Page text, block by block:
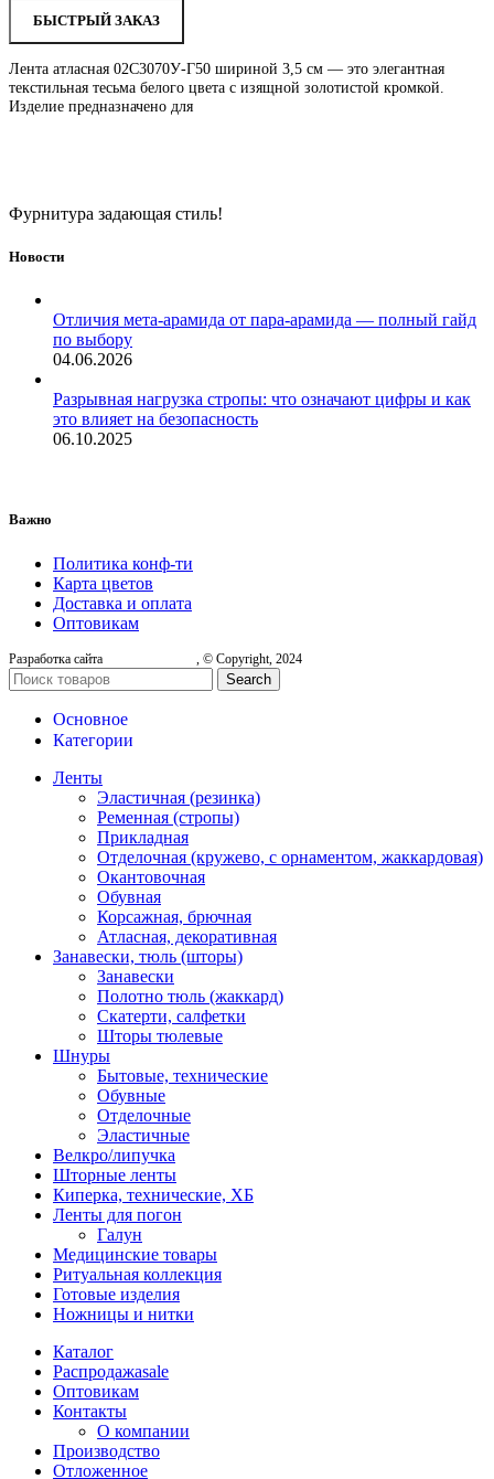
БЫСТРЫЙ ЗАКАЗ
Лента атласная 02С3070У-Г50 шириной 3,5 см — это элегантная
текстильная тесьма белого цвета с изящной золотистой кромкой.
Изделие предназначено для
Фурнитура задающая стиль!
Новости
Отличия мета-арамида от пара-арамида — полный гайд
по выбору
04.06.2026
Разрывная нагрузка стропы: что означают цифры и как
это влияет на безопасность
06.10.2025
Важно
Политика конф-ти
Карта цветов
Доставка и оплата
Оптовикам
Разработка сайта , © Copyright, 2024
Search
Основное
Категории
Ленты
Эластичная (резинка)
Ременная (стропы)
Прикладная
Отделочная (кружево, с орнаментом, жаккардовая)
Окантовочная
Обувная
Корсажная, брючная
Атласная, декоративная
Занавески, тюль (шторы)
Занавески
Полотно тюль (жаккард)
Скатерти, салфетки
Шторы тюлевые
Шнуры
Бытовые, технические
Обувные
Отделочные
Эластичные
Велкро/липучка
Шторные ленты
Киперка, технические, ХБ
Ленты для погон
Галун
Медицинские товары
Ритуальная коллекция
Готовые изделия
Ножницы и нитки
Каталог
Распродажаsale
Оптовикам
Контакты
О компании
Производство
Отложенное